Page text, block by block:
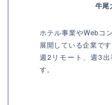
牛尾
ホテル事業やWebコ
展開している企業です
週2リモート、週3
す。